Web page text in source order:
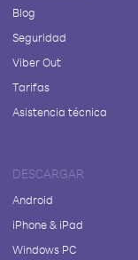
Blog
Seguridad
Viber Out
Tarifas
Asistencia técnica
DESCARGAR
Android
iPhone & iPad
Windows PC